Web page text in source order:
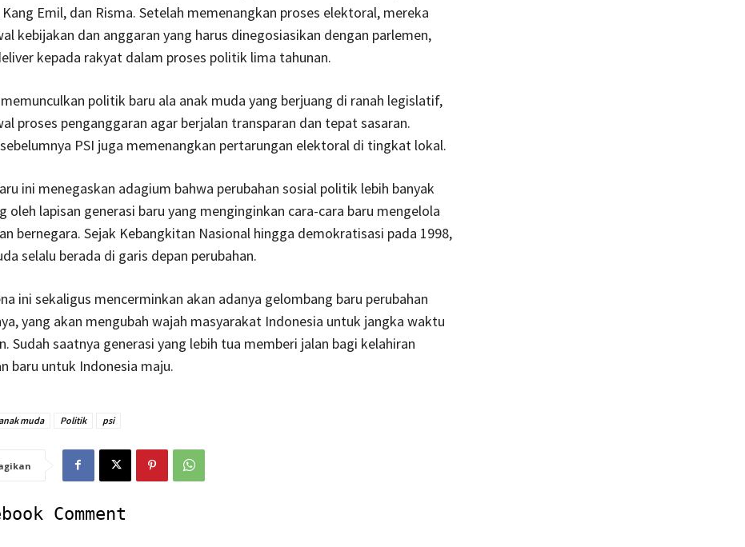
Emil, dan Risma. Setelah memenangkan proses elektoral, mereka
kebijakan dan anggaran yang harus dinegosiasikan dengan parlemen,
kepada rakyat dalam proses politik lima tahunan.
memunculkan politik baru ala anak muda yang berjuang di ranah legislatif,
proses penganggaran agar berjalan transparan dan tepat sasaran.
PSI juga memenangkan pertarungan elektoral di tingkat lokal.
ini menegaskan adagium bahwa perubahan sosial politik lebih banyak
oleh lapisan generasi baru yang menginginkan cara-cara baru mengelola
bernegara. Sejak Kebangkitan Nasional hingga demokratisasi pada 1998,
selalu berada di garis depan perubahan.
ini sekaligus mencerminkan akan adanya gelombang baru perubahan
yang akan mengubah wajah masyarakat Indonesia untuk jangka waktu
Sudah saatnya generasi yang lebih tua memberi jalan bagi kelahiran
baru untuk Indonesia maju.
anak muda Politik psi
Comment